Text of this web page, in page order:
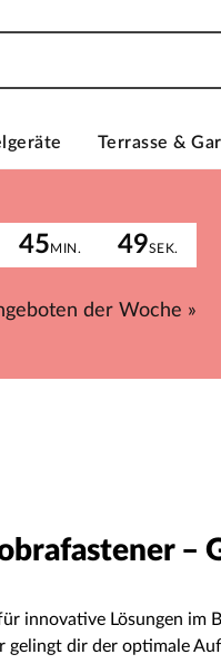
Terrasse &
45MIN. 49SEK.
der Woche »
–
innovative Lösungen
dir der optimale